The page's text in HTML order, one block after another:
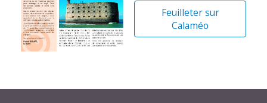
Feuilleter sur
Calaméo